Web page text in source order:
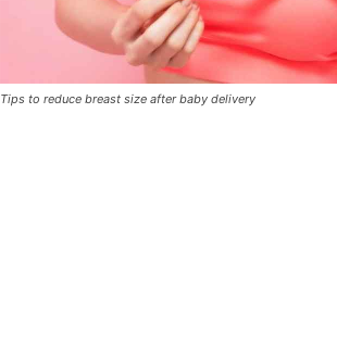
Tips to reduce breast size after baby delivery